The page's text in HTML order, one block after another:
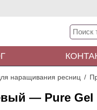
наращивания ресниц
— Pure Gel